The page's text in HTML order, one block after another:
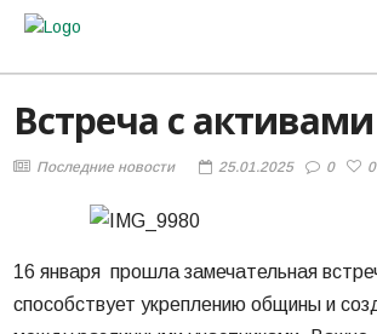
Встреча с
Последние новости 25.01.2025 0 0
16 января прошла замечательная
способствует укреплению общины и